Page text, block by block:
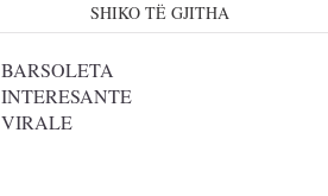
SHIKO TË GJITHA
BARSOLETA
INTERESANTE
VIRALE